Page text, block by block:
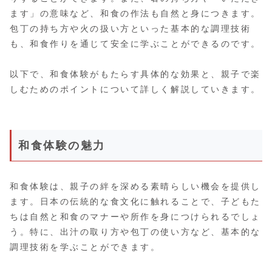
ます」の意味など、和食の作法も自然と身につきます。
包丁の持ち方や火の扱い方といった基本的な調理技術
も、和食作りを通じて安全に学ぶことができるのです。
以下で、和食体験がもたらす具体的な効果と、親子で楽
しむためのポイントについて詳しく解説していきます。
和食体験の魅力
和食体験は、親子の絆を深める素晴らしい機会を提供し
ます。日本の伝統的な食文化に触れることで、子どもた
ちは自然と和食のマナーや所作を身につけられるでしょ
う。特に、出汁の取り方や包丁の使い方など、基本的な
調理技術を学ぶことができます。